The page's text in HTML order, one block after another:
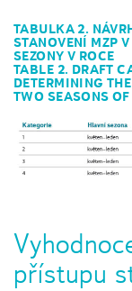
TABULKA 2.
STANOVENÍ MZP
SEZONY V ROCE
TABLE 2. DRAFT
DETERMINING
TWO SEASONS OF
přístupu